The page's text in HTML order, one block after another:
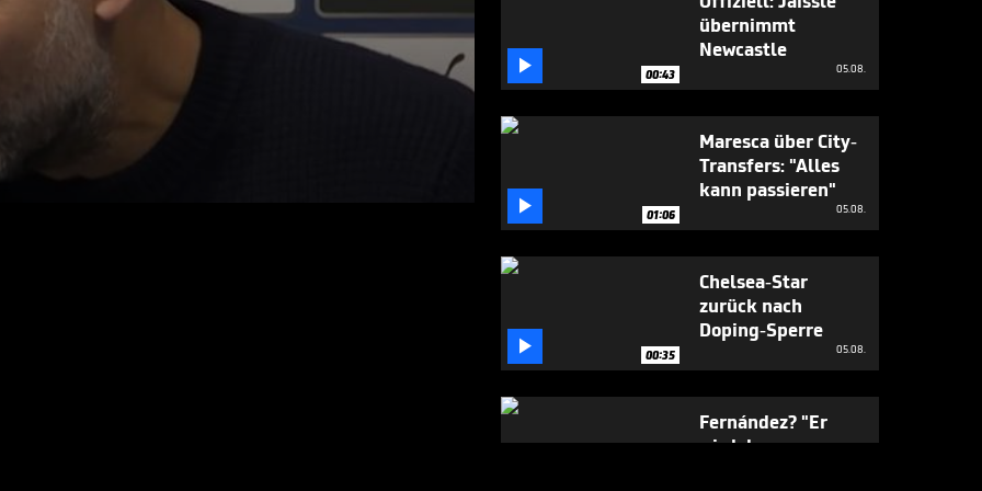
 00:43
übernimmt
Newcastle
05.08.
 01:06
Maresca über City-
Transfers: "Alles
kann passieren"
05.08.
 00:35
Chelsea-Star
zurück nach
Doping-Sperre
05.08.
Fernández? "Er
wird das ganz